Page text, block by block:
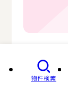
面積
物件検索